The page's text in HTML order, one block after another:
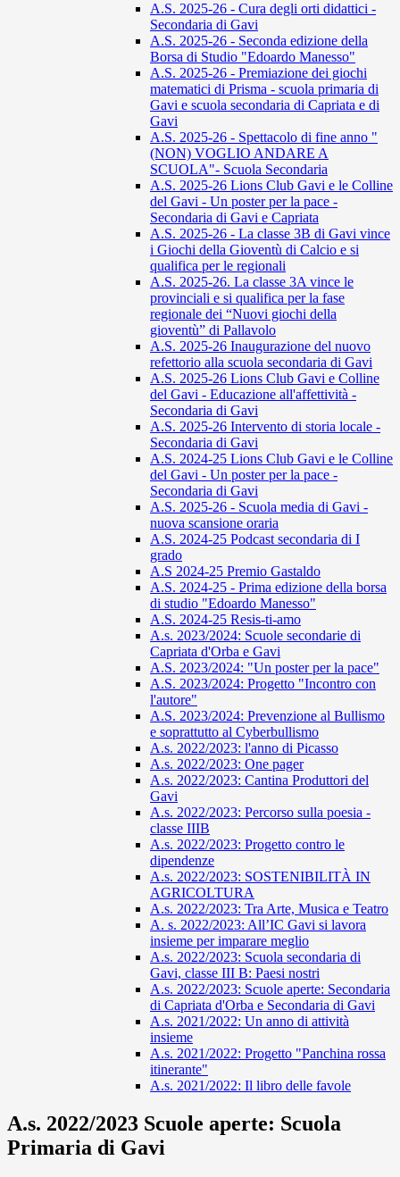
A.S. 2025-26 - Cura degli orti didattici -
Secondaria di Gavi
A.S. 2025-26 - Seconda edizione della
Borsa di Studio "Edoardo Manesso"
A.S. 2025-26 - Premiazione dei giochi
matematici di Prisma - scuola primaria di
Gavi e scuola secondaria di Capriata e di
Gavi
A.S. 2025-26 - Spettacolo di fine anno "
(NON) VOGLIO ANDARE A
SCUOLA"- Scuola Secondaria
A.S. 2025-26 Lions Club Gavi e le Colline
del Gavi - Un poster per la pace -
Secondaria di Gavi e Capriata
A.S. 2025-26 - La classe 3B di Gavi vince
i Giochi della Gioventù di Calcio e si
qualifica per le regionali
A.S. 2025-26. La classe 3A vince le
provinciali e si qualifica per la fase
regionale dei “Nuovi giochi della
gioventù” di Pallavolo
A.S. 2025-26 Inaugurazione del nuovo
refettorio alla scuola secondaria di Gavi
A.S. 2025-26 Lions Club Gavi e Colline
del Gavi - Educazione all'affettività -
Secondaria di Gavi
A.S. 2025-26 Intervento di storia locale -
Secondaria di Gavi
A.S. 2024-25 Lions Club Gavi e le Colline
del Gavi - Un poster per la pace -
Secondaria di Gavi
A.S. 2025-26 - Scuola media di Gavi -
nuova scansione oraria
A.S. 2024-25 Podcast secondaria di I
grado
A.S 2024-25 Premio Gastaldo
A.S. 2024-25 - Prima edizione della borsa
di studio "Edoardo Manesso"
A.S. 2024-25 Resis-ti-amo
A.s. 2023/2024: Scuole secondarie di
Capriata d'Orba e Gavi
A.S. 2023/2024: "Un poster per la pace"
A.S. 2023/2024: Progetto "Incontro con
l'autore"
A.S. 2023/2024: Prevenzione al Bullismo
e soprattutto al Cyberbullismo
A.s. 2022/2023: l'anno di Picasso
A.s. 2022/2023: One pager
A.s. 2022/2023: Cantina Produttori del
Gavi
A.s. 2022/2023: Percorso sulla poesia -
classe IIIB
A.s. 2022/2023: Progetto contro le
dipendenze
A.s. 2022/2023: SOSTENIBILITÀ IN
AGRICOLTURA
A.s. 2022/2023: Tra Arte, Musica e Teatro
A. s. 2022/2023: All’IC Gavi si lavora
insieme per imparare meglio
A.s. 2022/2023: Scuola secondaria di
Gavi, classe III B: Paesi nostri
A.s. 2022/2023: Scuole aperte: Secondaria
di Capriata d'Orba e Secondaria di Gavi
A.s. 2021/2022: Un anno di attività
insieme
A.s. 2021/2022: Progetto "Panchina rossa
itinerante"
A.s. 2021/2022: Il libro delle favole
A.s. 2022/2023 Scuole aperte: Scuola
Primaria di Gavi